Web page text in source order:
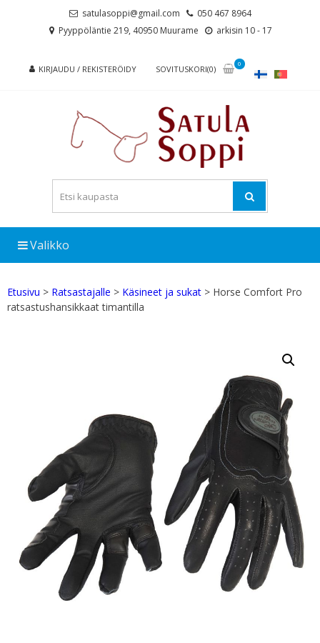
satulasoppi@gmail.com
050 467 8964
Pyyppöläntie 219, 40950 Muurame
arkisin 10 - 17
KIRJAUDU / REKISTERÖIDY SOVITUSKORI(0)
0
Valikko
Etusivu > Ratsastajalle > Käsineet ja sukat > Horse Comfort Pro
ratsastushansikkaat timantilla